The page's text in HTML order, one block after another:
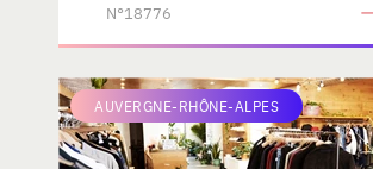
N°18776
AUVERGNE-RHÔNE-ALPES